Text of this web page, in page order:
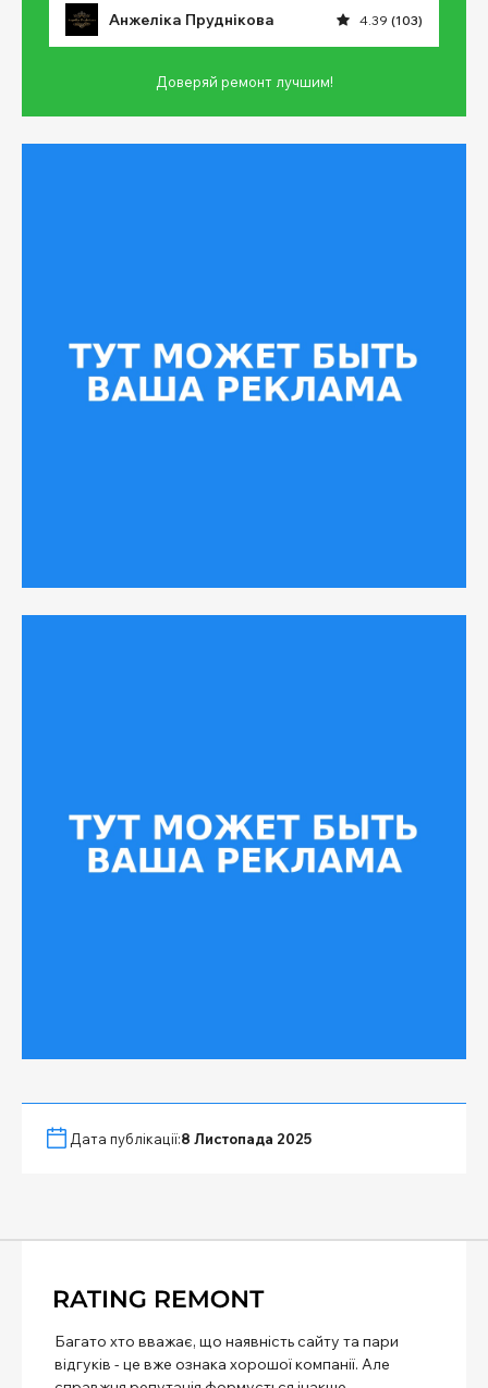
Анжеліка Пруднікова 4.39 (103)
Доверяй ремонт лучшим!
Дата публікації:8 Листопада 2025
Багато хто вважає, що наявність сайту та пари
відгуків - це вже ознака хорошої компанії. Але